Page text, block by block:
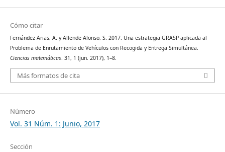
Cómo citar
Fernández Arias, A. y Allende Alonso, S. 2017. Una estrategia GRASP aplicada al
Problema de Enrutamiento de Vehículos con Recogida y Entrega Simultánea.
Ciencias matemáticas. 31, 1 (jun. 2017), 1–8.
Más formatos de cita
Número
Vol. 31 Núm. 1: Junio, 2017
Sección